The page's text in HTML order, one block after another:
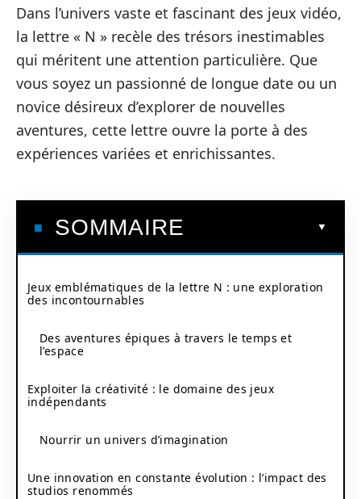
Dans l’univers vaste et fascinant des jeux vidéo,
la lettre « N » recèle des trésors inestimables
qui méritent une attention particulière. Que
vous soyez un passionné de longue date ou un
novice désireux d’explorer de nouvelles
aventures, cette lettre ouvre la porte à des
expériences variées et enrichissantes.
SOMMAIRE
Jeux emblématiques de la lettre N : une exploration
des incontournables
Des aventures épiques à travers le temps et
l’espace
Exploiter la créativité : le domaine des jeux
indépendants
Nourrir un univers d’imagination
Une innovation en constante évolution : l’impact des
studios renommés